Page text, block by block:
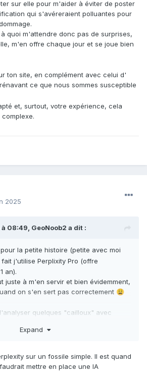
sur elle pour m'aider à éviter de poster
qui s'avéreraient polluantes pour
quoi m'attendre donc pas de surprises,
m'en offre chaque jour et se joue bien
ton site, en complément avec celui d'
ce que nous sommes susceptible
et, surtout, votre expérience, cela
2025
08:49, GeoNoob2 a dit :
la petite histoire (petite avec moi
fait j'utilise Perplixity Pro (offre
an).
juste à m'en servir et bien évidemment,
on s'en sert pas correctement 😩
quelques "cailloux" avec
et surtout critique.
à nouveau pour faire un tri parmi
je suis incapable d'identifier moi-
que je trouve
😅
Expand
sur un fossile simple. Il est quand
mettre en place une IA